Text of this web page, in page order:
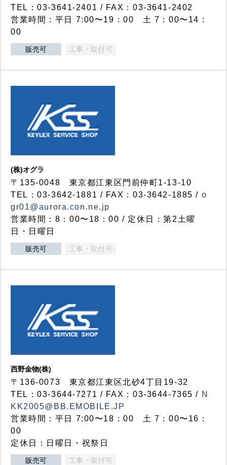
TEL：03-3641-2401 / FAX：03-3641-2402
営業時間：平日 7:00〜19：00 土 7：00〜14：
00
販売可 工事・取付可
(株)オグラ
〒135-0048 東京都江東区門前仲町1-13-10
TEL：03-3642-1881 / FAX：03-3642-1885 / o
gr01@aurora.con.ne.jp
営業時間：8：00〜18：00 / 定休日：第2土曜
日・日曜日
販売可 工事・取付可
西野金物(株)
〒136-0073 東京都江東区北砂4丁目19-32
TEL：03‐3644‐7271 / FAX：03-3644-7365 / N
KK2005@BB.EMOBILE.JP
営業時間：平日 7:00〜18：00 土 7：00〜16：
00
定休日：日曜日・祝祭日
販売可 工事・取付可